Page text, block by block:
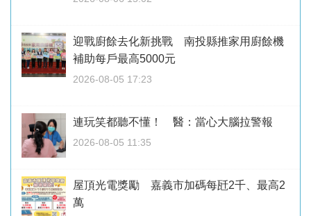
迎戰廚餘去化新挑戰 南投縣推家用廚餘機
補助每戶最高5000元
2026-08-05 17:23
連玩笑都聽不懂！ 醫：當心大腦拉警報
2026-08-05 11:35
屋頂光電獎勵 嘉義市加碼每瓩2千、最高2
萬